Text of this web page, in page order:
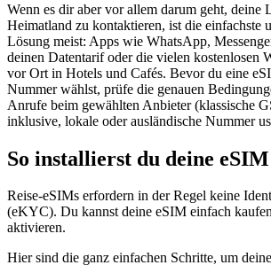
Wenn es dir aber vor allem darum geht, deine
Heimatland zu kontaktieren, ist die einfachste
Lösung meist: Apps wie WhatsApp,
deinen Datentarif oder die vielen kostenlosen
vor Ort in Hotels und Cafés. Bevor du eine
Nummer wählst, prüfe die genauen
Anrufe beim gewählten Anbieter (klassische
inklusive, lokale oder ausländische Nummer
So installierst du deine
Reise-eSIMs erfordern in der Regel keine
(eKYC). Du kannst deine eSIM einfach
aktivieren.
Hier sind die ganz einfachen Schritte, um